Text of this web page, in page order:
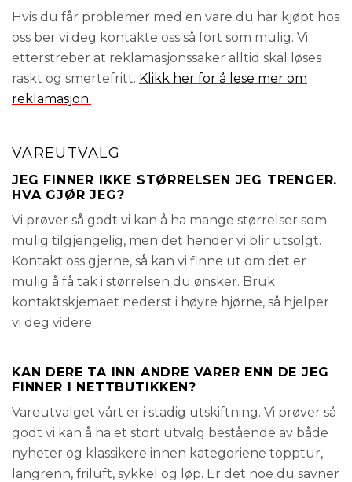
Hvis du får problemer med en vare du har kjøpt hos
oss ber vi deg kontakte oss så fort som mulig. Vi
etterstreber at reklamasjonssaker alltid skal løses
raskt og smertefritt. Klikk her for å lese mer om
reklamasjon.
VAREUTVALG
JEG FINNER IKKE STØRRELSEN JEG TRENGER.
HVA GJØR JEG?
Vi prøver så godt vi kan å ha mange størrelser som
mulig tilgjengelig, men det hender vi blir utsolgt.
Kontakt oss gjerne, så kan vi finne ut om det er
mulig å få tak i størrelsen du ønsker. Bruk
kontaktskjemaet nederst i høyre hjørne, så hjelper
vi deg videre.
KAN DERE TA INN ANDRE VARER ENN DE JEG
FINNER I NETTBUTIKKEN?
Vareutvalget vårt er i stadig utskiftning. Vi prøver så
godt vi kan å ha et stort utvalg bestående av både
nyheter og klassikere innen kategoriene topptur,
langrenn, friluft, sykkel og løp. Er det noe du savner